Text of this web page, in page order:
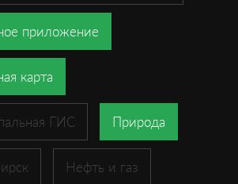
приложение
карта
ГИС Природа
Нефть и газ